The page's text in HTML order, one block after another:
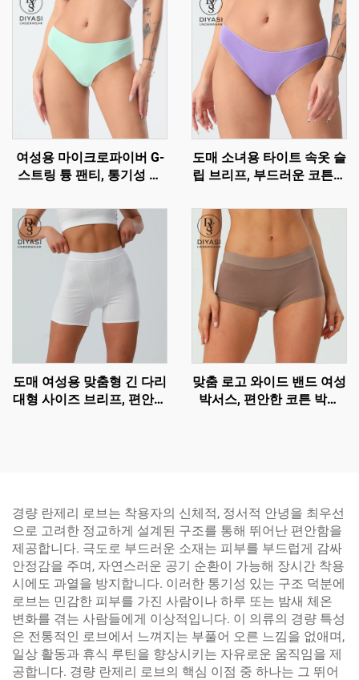
여성용 마이크로파이버 G-
스트링 튱 팬티, 통기성 좋
도매 소녀용 타이트 속옷 슬
립 브리프, 부드러운 코튼으
티
도매 여성용 맞춤형 긴 다리
대형 사이즈 브리프, 편안한
맞춤 로고 와이드 밴드 여성
박서스, 편안한 코튼 박서
경량 란제리 로브는 착용자의 신체적, 정서적 안녕을 최우선
으로 고려한 정교하게 설계된 구조를 통해 뛰어난 편안함을
제공합니다. 극도로 부드러운 소재는 피부를 부드럽게 감싸
안정감을 주며, 자연스러운 공기 순환이 가능해 장시간 착용
시에도 과열을 방지합니다. 이러한 통기성 있는 구조 덕분에
로브는 민감한 피부를 가진 사람이나 하루 또는 밤새 체온
변화를 겪는 사람들에게 이상적입니다. 이 의류의 경량 특성
은 전통적인 로브에서 느껴지는 부풀어 오른 느낌을 없애며,
일상 활동과 휴식 루틴을 향상시키는 자유로운 움직임을 제
공합니다. 경량 란제리 로브의 핵심 이점 중 하나는 그 뛰어